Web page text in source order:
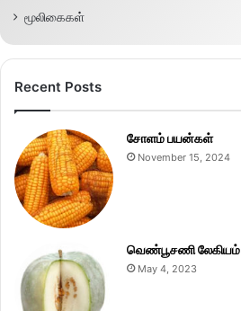
மூலிகைகள்
Recent Posts
சோளம் பயன்கள்
November 15, 2024
வெண்பூசணி லேகியம்
May 4, 2023